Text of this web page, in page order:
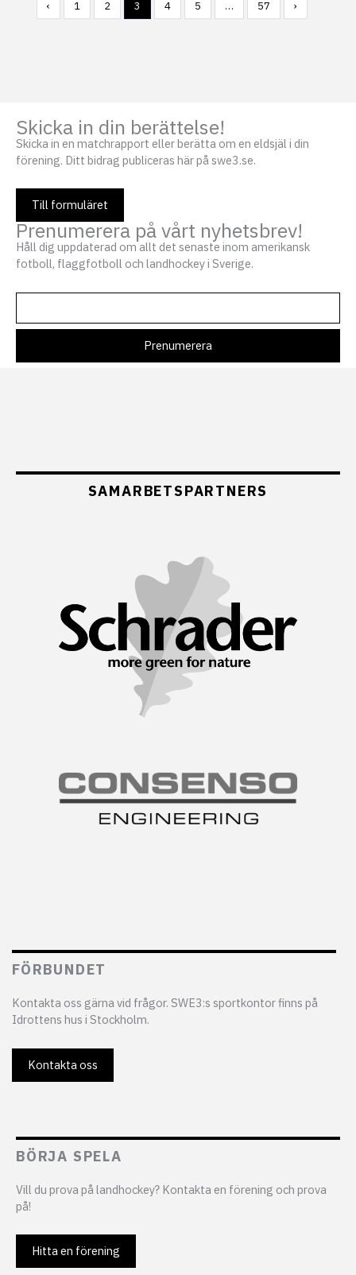
‹ 1 2 3 4 5 … 57 ›
Skicka in din berättelse!
Skicka in en matchrapport eller berätta om en eldsjäl i din
förening. Ditt bidrag publiceras här på swe3.se.
Till formuläret
Prenumerera på vårt nyhetsbrev!
Håll dig uppdaterad om allt det senaste inom amerikansk
fotboll, flaggfotboll och landhockey i Sverige.
SAMARBETSPARTNERS
FÖRBUNDET
Kontakta oss gärna vid frågor. SWE3:s sportkontor finns på
Idrottens hus i Stockholm.
Kontakta oss
BÖRJA SPELA
Vill du prova på landhockey? Kontakta en förening och prova
på!
Hitta en förening